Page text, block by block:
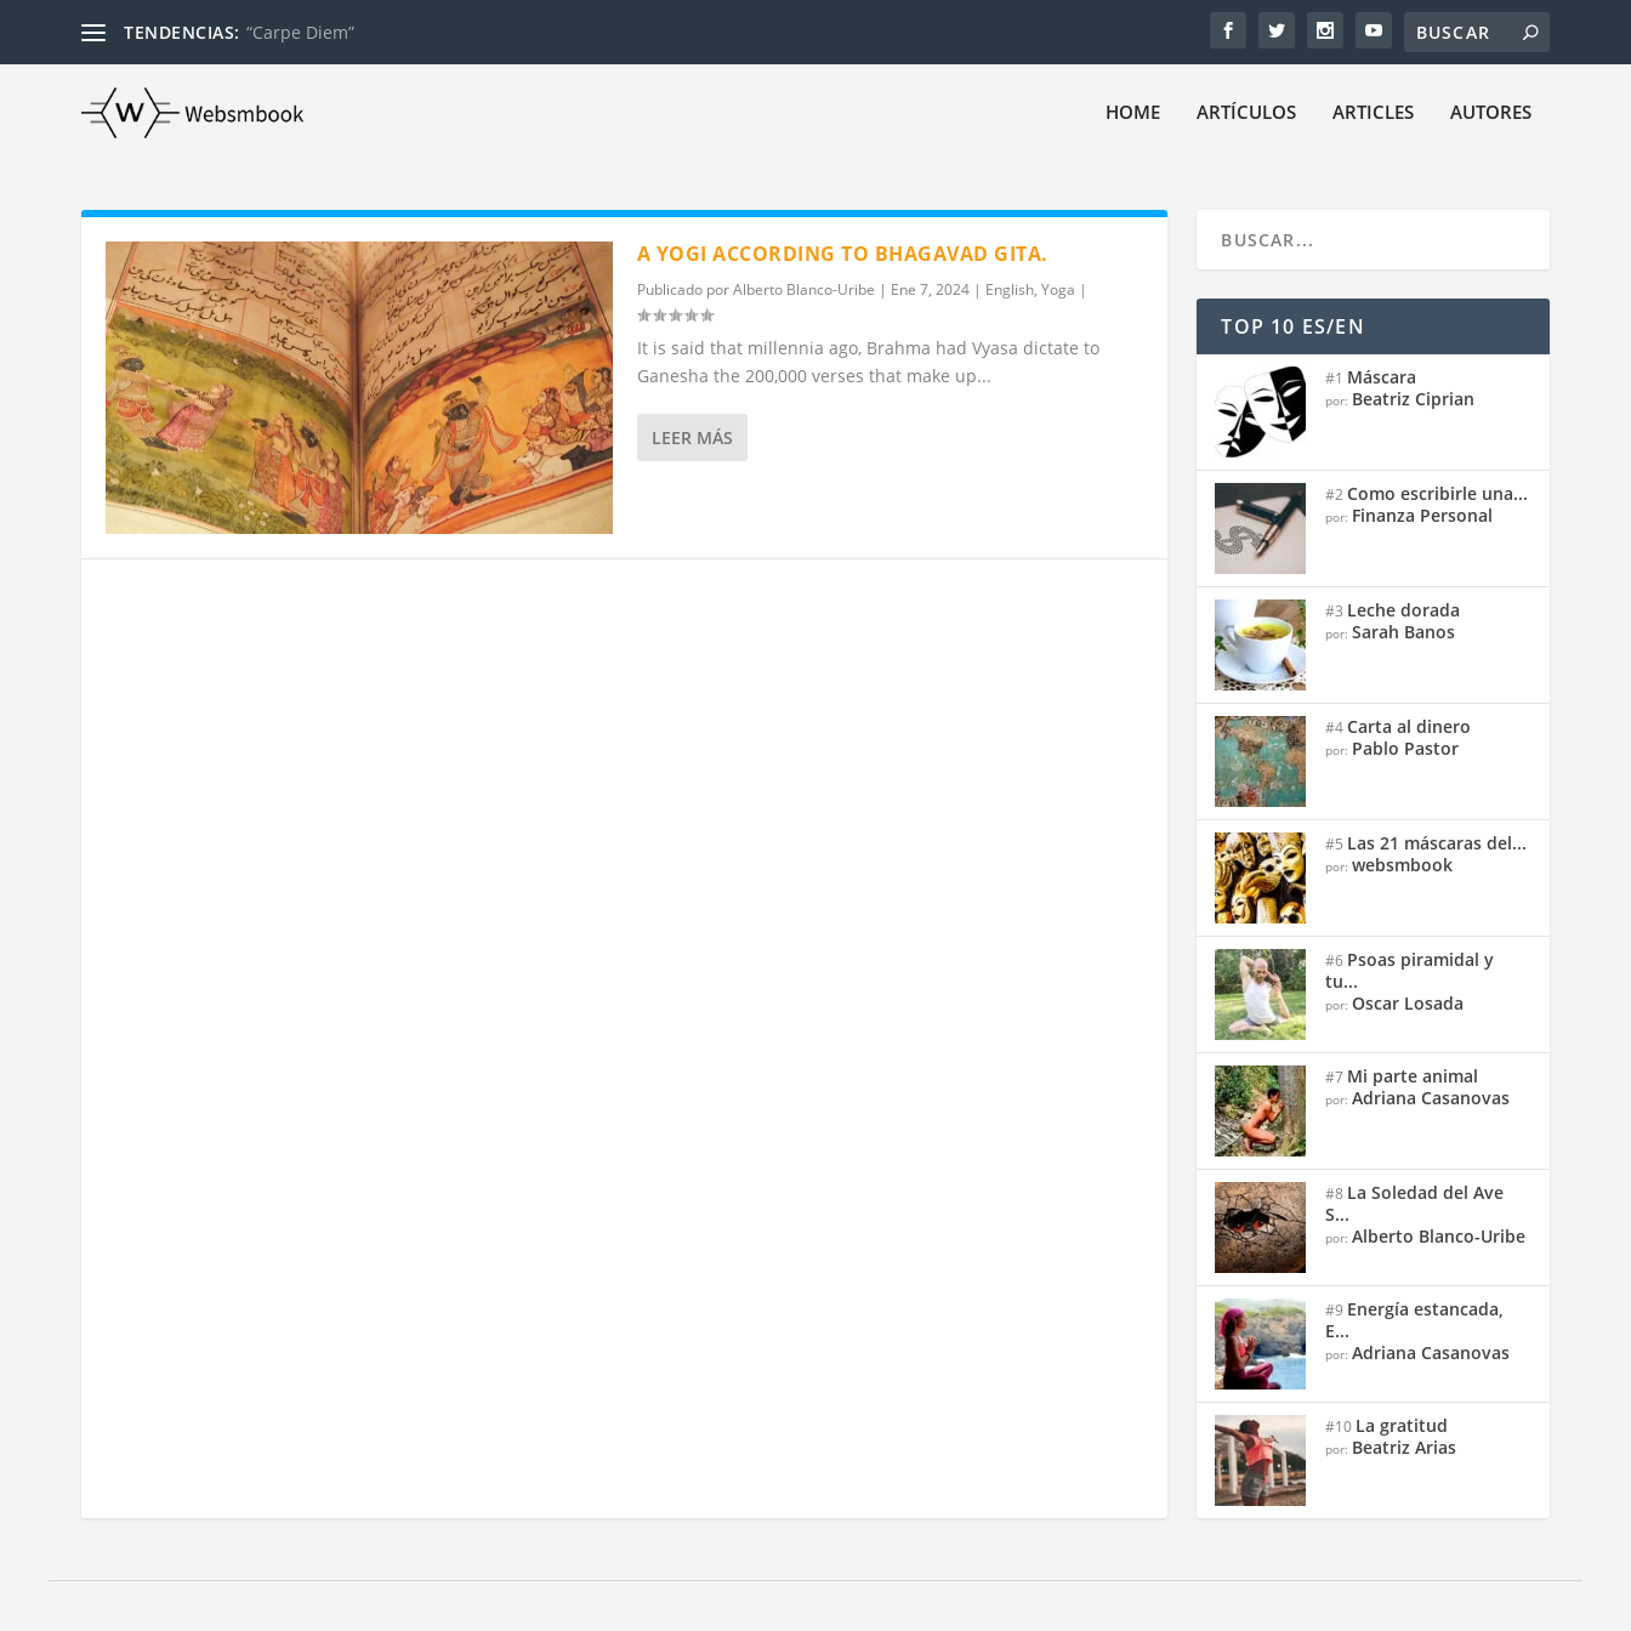
TENDENCIAS: “Carpe Diem”
HOME ARTÍCULOS ARTICLES AUTORES
A YOGI ACCORDING TO BHAGAVAD GITA.
Publicado porAlberto Blanco-Uribe | Ene 7, 2024| English, Yoga |
It is said that millennia ago, Brahma had Vyasa dictate to
Ganesha the 200,000 verses that make up...
LEER MÁS
TOP 10 ES/EN
#1 Máscara
por: Beatriz Ciprian
#2Como escribirle una...
por: Finanza Personal
#3 Leche dorada
por:Sarah Banos
#4Carta al dinero
por: Pablo Pastor
#5 Las 21 máscaras del...
por:websmbook
#6 Psoas piramidal y
tu...
por:Oscar Losada
#7 Mi parte animal
por:Adriana Casanovas
#8 La Soledad del Ave
S...
por:Alberto Blanco-Uribe
#9 Energía estancada,
E...
por:Adriana Casanovas
#10 La gratitud
por: Beatriz Arias